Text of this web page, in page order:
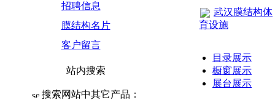
招聘信息
膜结构名片
客户留言
站内搜索
搜索网站中其它产品：
武汉膜结构体
育设施
目录展示
橱窗展示
展台展示